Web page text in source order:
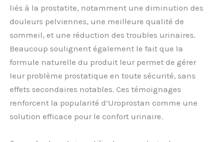
liés à la prostatite, notamment une diminution des
douleurs pelviennes, une meilleure qualité de
sommeil, et une réduction des troubles urinaires.
Beaucoup soulignent également le fait que la
formule naturelle du produit leur permet de gérer
leur problème prostatique en toute sécurité, sans
effets secondaires notables. Ces témoignages
renforcent la popularité d’Uroprostan comme une
solution efficace pour le confort urinaire.